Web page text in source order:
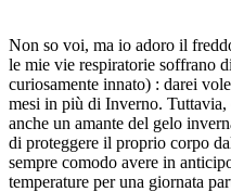
Non so voi, ma io adoro il
le mie vie respiratorie soffrano
curiosamente innato) : darei
mesi in più di Inverno.
anche un amante del gelo
di proteggere il proprio corpo
sempre comodo avere in
temperature per una giornata